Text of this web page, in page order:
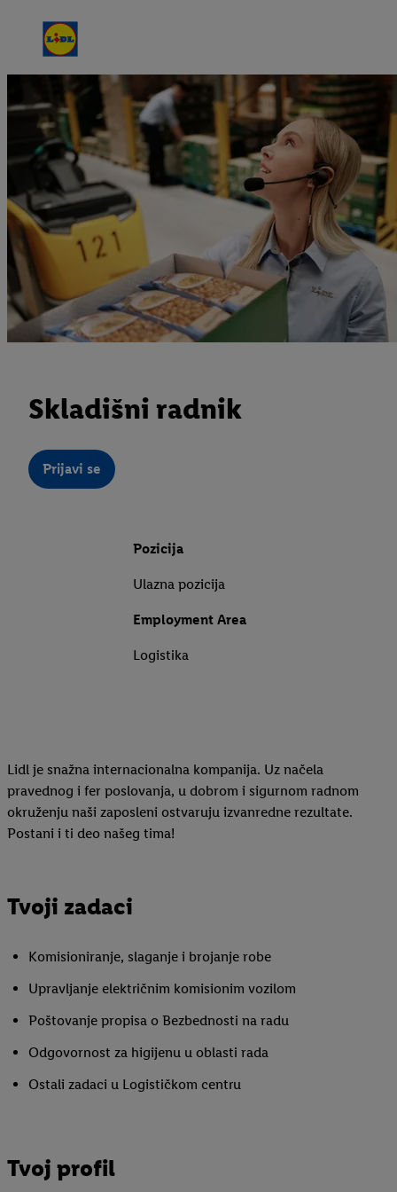
Skladišni radnik
Prijavi se
Pozicija
Ulazna pozicija
Employment Area
Logistika
Lidl je snažna internacionalna kompanija. Uz načela
pravednog i fer poslovanja, u dobrom i sigurnom radnom
okruženju naši zaposleni ostvaruju izvanredne rezultate.
Postani i ti deo našeg tima!
Tvoji zadaci
Komisioniranje, slaganje i brojanje robe
Upravljanje električnim komisionim vozilom
Poštovanje propisa o Bezbednosti na radu
Odgovornost za higijenu u oblasti rada
Ostali zadaci u Logističkom centru
Tvoj profil